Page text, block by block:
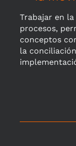
Trabajar en
procesos,
conceptos
la